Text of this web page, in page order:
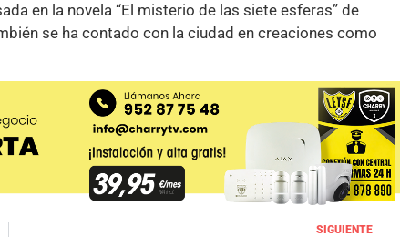
en la novela “El misterio de las siete esferas” de
se ha contado con la ciudad en creaciones como
SIGUIENTE